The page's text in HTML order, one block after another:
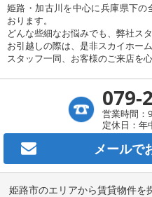
姫路・加古川を中心に兵庫県下
おります。
どんな些細なお悩みでも、弊社ス
お引越しの際は、是非スカイホー
スタッフ一同、お客様のご来店を
079-
営業時間：
定休日：年
メールで
姫路市のエリアから賃貸物件を